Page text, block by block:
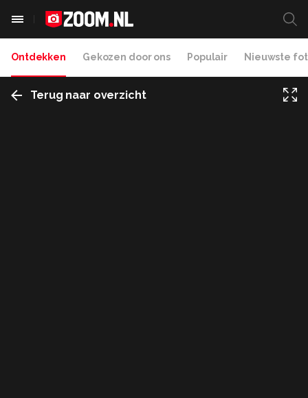
Ontdekken Gekozen door ons Populair Nieuwste
Terug naar overzicht